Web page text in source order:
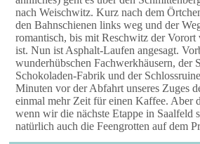
nach Weischwitz. Kurz nach dem
den Bahnschienen links weg und der
romantisch, bis mit Reschwitz der Vorort
ist. Nun ist Asphalt-Laufen angesagt.
wunderhübschen Fachwerkhäusern, der
Schokoladen-Fabrik und der
Minuten vor der Abfahrt unseres Zuges
einmal mehr Zeit für einen Kaffee. Aber
wenn wir die nächste Etappe in Saalfeld
natürlich auch die Feengrotten auf dem